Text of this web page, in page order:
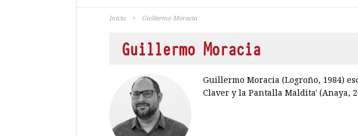
Inicio > Guillermo Moracia
Guillermo Moracia
Guillermo Moracia (Logroño, 1984)
Claver y la Pantalla Maldita' (Anaya,